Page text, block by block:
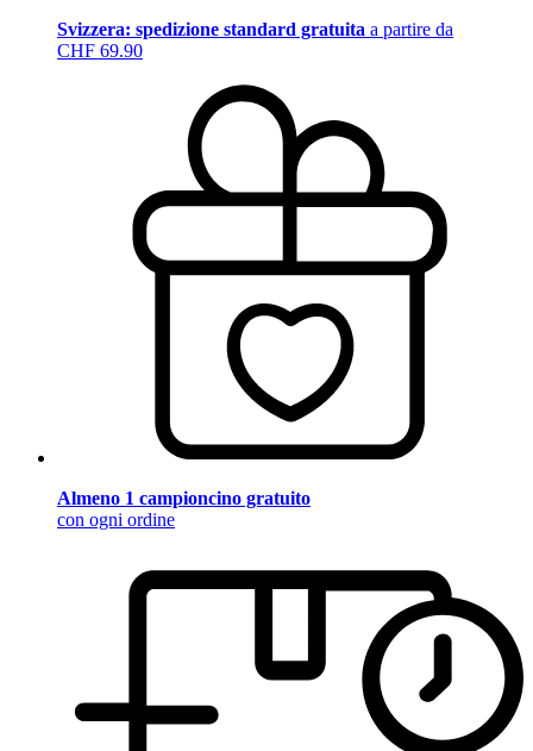
Svizzera: spedizione standard gratuita a partire da
CHF 69.90
Almeno 1 campioncino gratuito
con ogni ordine